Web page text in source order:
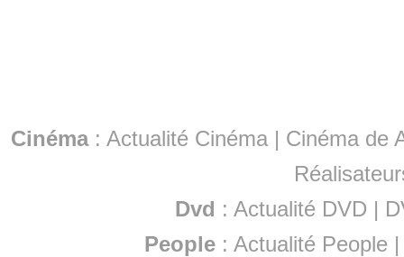
Cinéma: Actualité Cinéma | Cinéma de
Dvd : Actualité DVD |
People :Actualité People